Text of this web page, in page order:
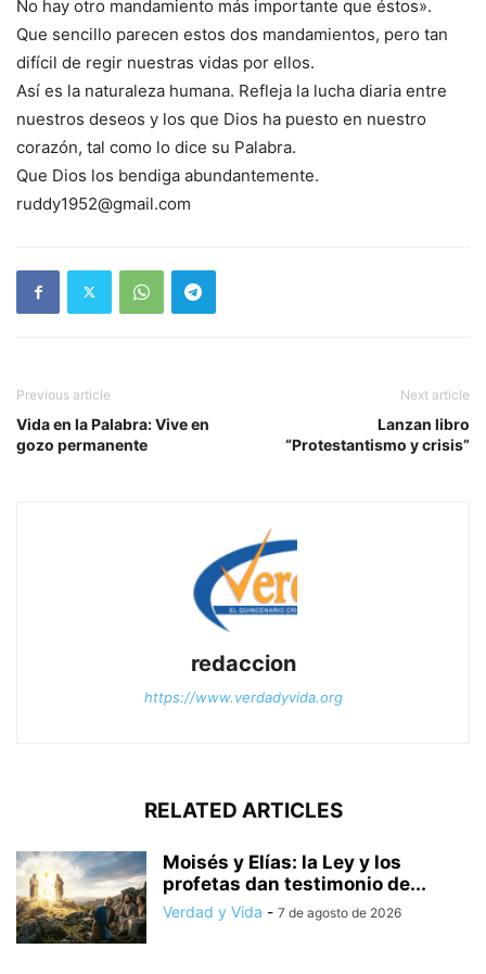
No hay otro mandamiento más importante que éstos».
Que sencillo parecen estos dos mandamientos, pero tan
difícil de regir nuestras vidas por ellos.
Así es la naturaleza humana. Refleja la lucha diaria entre
nuestros deseos y los que Dios ha puesto en nuestro
corazón, tal como lo dice su Palabra.
Que Dios los bendiga abundantemente.
ruddy1952@gmail.com
Previous article
Vida en la Palabra: Vive en
gozo permanente
Next article
Lanzan libro
“Protestantismo y crisis”
redaccion
https://www.verdadyvida.org
RELATED ARTICLES
Moisés y Elías: la Ley y los
profetas dan testimonio de...
Verdad y Vida - 7 de agosto de 2026